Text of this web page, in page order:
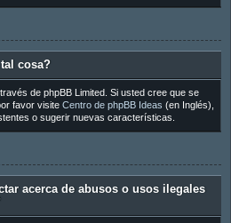
cosa?
de phpBB Limited. Si usted cree que se
favor visite Centro de phpBB Ideas (en Inglés),
o sugerir nuevas características.
acerca de abusos o usos ilegales